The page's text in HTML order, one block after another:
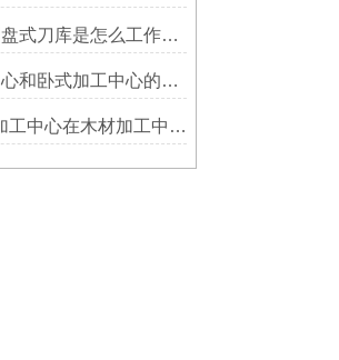
加工中心圆盘式刀库是怎么工作的？
立式加工中心和卧式加工中心的区别
VMC1160加工中心在木材加工中的应用